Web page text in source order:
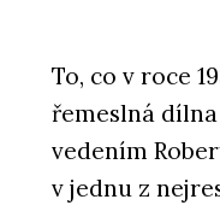
To, co v roce
řemeslná
vedením
v jednu z